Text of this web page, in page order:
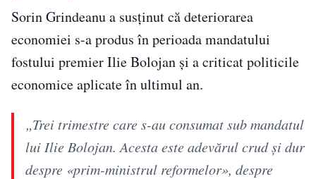
Sorin Grindeanu a susținut că deteriorarea
economiei s-a produs în perioada mandatului
fostului premier Ilie Bolojan și a criticat politicile
economice aplicate în ultimul an.
„Trei trimestre care s-au consumat sub mandatul
lui Ilie Bolojan. Acesta este adevărul crud și dur
despre «prim-ministrul reformelor», despre